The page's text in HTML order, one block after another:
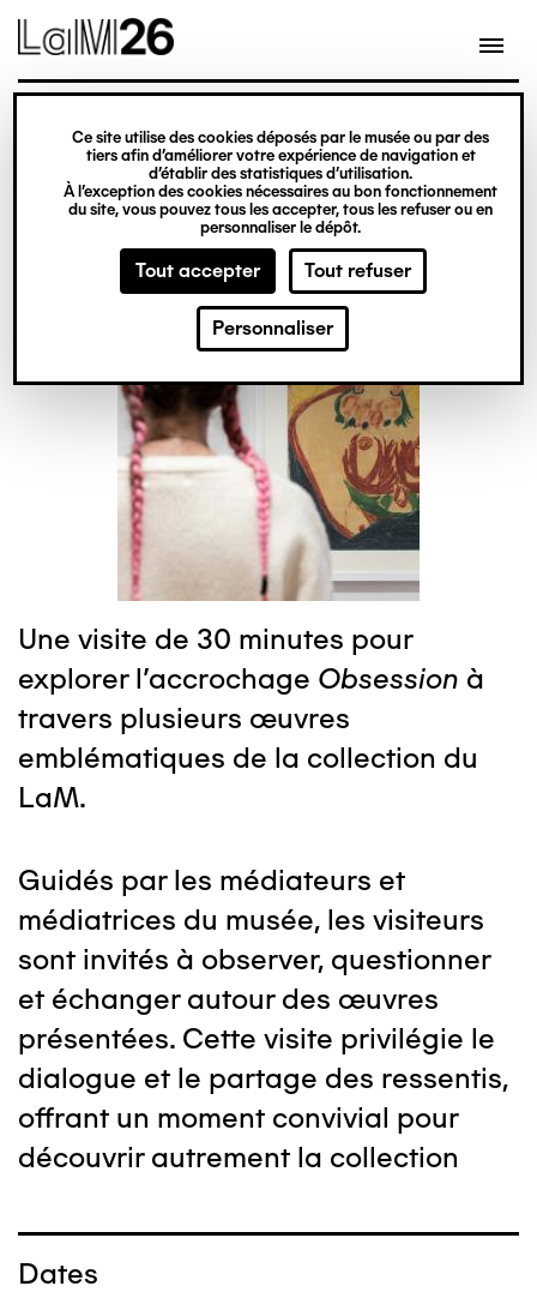
Gestion des cookies
Ce site utilise des cookies déposés par le musée ou par des
tiers afin d’améliorer votre expérience de navigation et
d’établir des statistiques d’utilisation.
À l’exception des cookies nécessaires au bon fonctionnement
du site, vous pouvez tous les accepter, tous les refuser ou en
personnaliser le dépôt.
Tout accepter Tout refuser
Personnaliser
Aller
au
contenu
principal
visite
Visites flashs
Une visite de 30 minutes pour
explorer l’accrochage Obsession à
travers plusieurs œuvres
emblématiques de la collection du
LaM.
Guidés par les médiateurs et
médiatrices du musée, les visiteurs
sont invités à observer, questionner
et échanger autour des œuvres
présentées. Cette visite privilégie le
dialogue et le partage des ressentis,
offrant un moment convivial pour
découvrir autrement la collection
Dates